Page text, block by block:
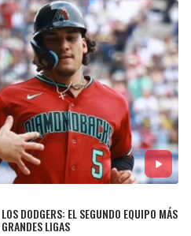
DODGERS: EL SEGUNDO EQUIPO MÁS
LIGAS